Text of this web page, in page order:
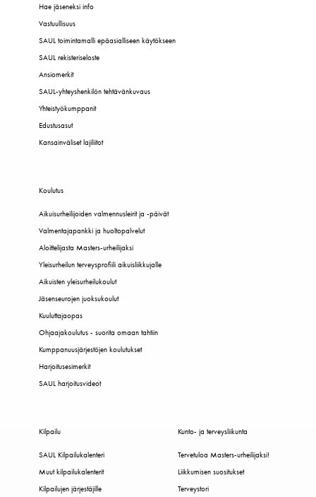
Hae jäseneksi info
Vastuullisuus
SAUL toimintamalli epäasialliseen käytökseen
SAUL rekisteriseloste
Ansiomerkit
SAUL-yhteyshenkilön tehtävänkuvaus
Yhteistyökumppanit
Edustusasut
Kansainväliset lajiliitot
Koulutus
Aikuisurheilijoiden valmennusleirit ja -päivät
Valmentajapankki ja huoltopalvelut
Aloittelijasta Masters-urheilijaksi
Yleisurheilun terveysprofiili aikuisliikkujalle
Aikuisten yleisurheilukoulut
Jäsenseurojen juoksukoulut
Kuuluttajaopas
Ohjaajakoulutus - suorita omaan tahtiin
Kumppanuusjärjestöjen koulutukset
Harjoitusesimerkit
SAUL harjoitusvideot
Kilpailu
SAUL Kilpailukalenteri
Muut kilpailukalenterit
Kilpailujen järjestäjille
Kunto- ja terveysliikunta
Tervetuloa Masters-urheilijaksi!
Liikkumisen suositukset
Terveystori